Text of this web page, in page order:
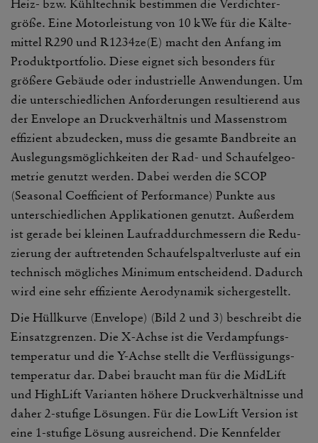
Heiz- bzw. Kühl­technik bestimmen die Verdich­ter­
größe. Eine Motor­leis­tung von 10 kWe für die Kälte­
mittel R290 und R1234ze(E) macht den Anfang im
Produkt­port­folio. Diese eignet sich beson­ders für
größere Gebäude oder indus­tri­elle Anwen­dungen. Um
die unter­schied­li­chen Anfor­de­rungen resul­tie­rend aus
der Enve­lope an Druck­ver­hältnis und Massen­strom
effi­zient abzu­de­cken, muss die gesamte Band­breite an
Ausle­gungs­mög­lich­keiten der Rad- und Schau­fel­geo­
me­trie genutzt werden. Dabei werden die SCOP
(Seasonal Coef­fi­cient of Perfor­mance) Punkte aus
unter­schied­li­chen Appli­ka­tionen genutzt. Außerdem
ist gerade bei kleinen Lauf­rad­durch­mes­sern die Redu­
zie­rung der auftre­tenden Schau­fel­spalt­ver­luste auf ein
tech­nisch mögli­ches Minimum entschei­dend. Dadurch
wird eine sehr effi­zi­ente Aero­dy­namik sicher­ge­stellt.
Die Hüll­kurve (Enve­lope) (Bild 2 und 3) beschreibt die
Einsatz­grenzen. Die X-Achse ist die Verdamp­fungs­
tem­pe­ratur und die Y-Achse stellt die Verflüs­si­gungs­
tem­pe­ratur dar. Dabei braucht man für die MidLift
und High­Lift Vari­anten höhere Druck­ver­hält­nisse und
daher 2-stufige Lösungen. Für die LowLift Version ist
eine 1-stufige Lösung ausrei­chend. Die Kenn­felder